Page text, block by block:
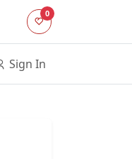
0
Sign In